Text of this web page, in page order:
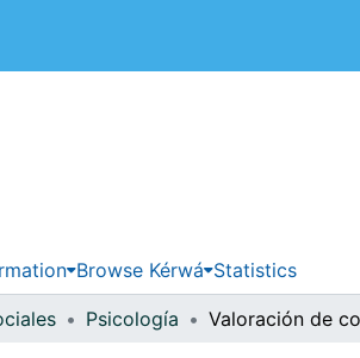
Browse Kérwá Statistics
Psicología